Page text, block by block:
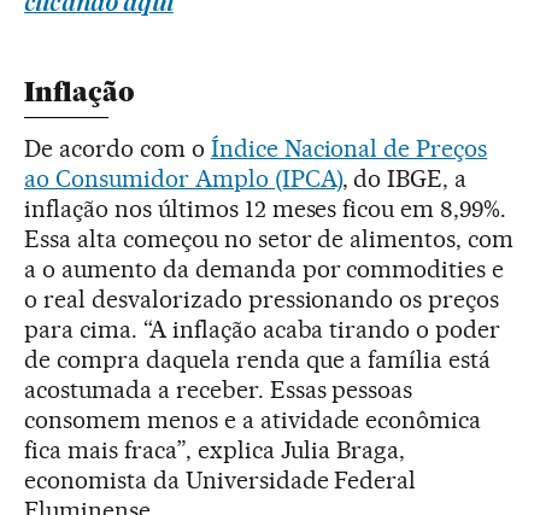
Inflação
De acordo com o Índice Nacional de Preços
ao Consumidor Amplo (IPCA), do IBGE, a
inflação nos últimos 12 meses ficou em 8,99%.
Essa alta começou no setor de alimentos, com
a o aumento da demanda por commodities e
o real desvalorizado pressionando os preços
para cima. “A inflação acaba tirando o poder
de compra daquela renda que a família está
acostumada a receber. Essas pessoas
consomem menos e a atividade econômica
fica mais fraca”, explica Julia Braga,
economista da Universidade Federal